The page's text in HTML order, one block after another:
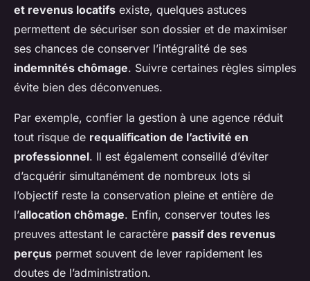
et revenus locatifs existe, quelques astuces
permettent de sécuriser son dossier et de maximiser
ses chances de conserver l’intégralité de ses
indemnités chômage. Suivre certaines règles simples
évite bien des déconvenues.
Par exemple, confier la gestion à une agence réduit
tout risque de requalification de l’activité en
professionnel. Il est également conseillé d’éviter
d’acquérir simultanément de nombreux lots si
l’objectif reste la conservation pleine et entière de
l’allocation chômage. Enfin, conserver toutes les
preuves attestant le caractère passif des revenus
perçus permet souvent de lever rapidement les
doutes de l’administration.